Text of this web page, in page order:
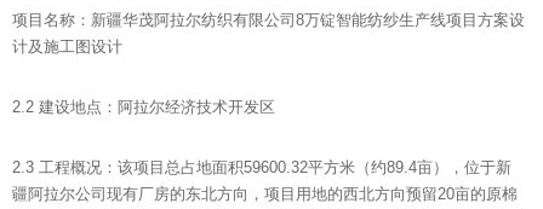
项目名称：新疆华茂阿拉尔纺织有限公司8万锭智能纺纱生产线项目方案设
计及施工图设计
2.2 建设地点：阿拉尔经济技术开发区
2.3 工程概况：该项目总占地面积59600.32平方米（约89.4亩），位于新
疆阿拉尔公司现有厂房的东北方向，项目用地的西北方向预留20亩的原棉